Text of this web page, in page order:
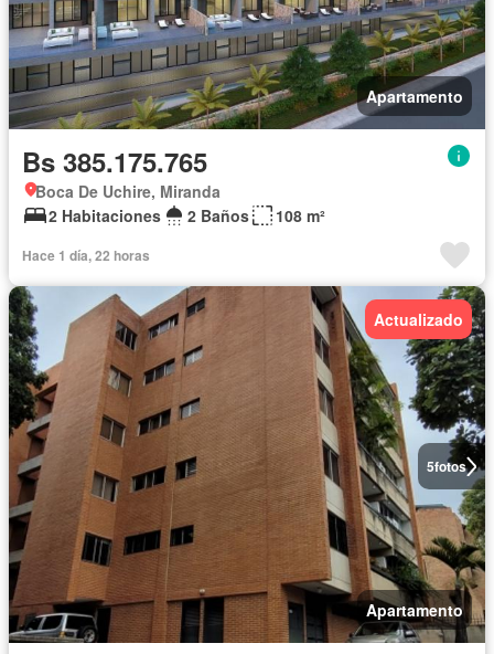
Apartamento
Bs 385.175.765
Boca De Uchire, Miranda
2 Habitaciones
2 Baños 108 m²
Hace 1 día, 22 horas
5fotos
Actualizado
Apartamento